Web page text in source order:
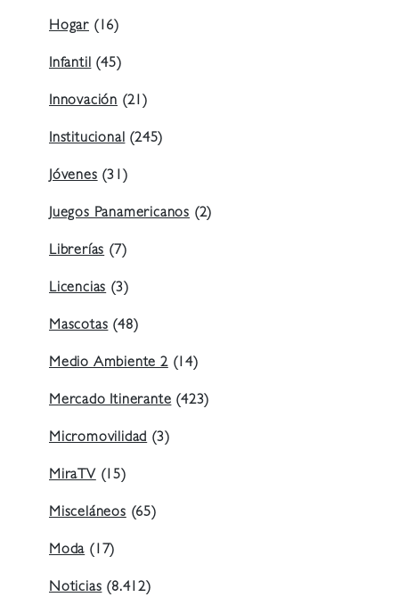
Hogar (16)
Infantil(45)
Innovación (21)
Institucional(245)
Jóvenes(31)
Juegos Panamericanos (2)
Librerías(7)
Licencias(3)
Mascotas(48)
Medio Ambiente 2(14)
Mercado Itinerante(423)
Micromovilidad(3)
MiraTV(15)
Misceláneos(65)
Moda(17)
Noticias(8.412)